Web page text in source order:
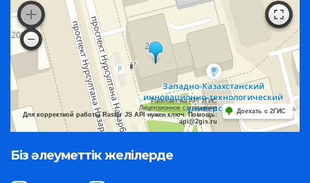
Работает на API 2ГИС
Лицензионное соглашение
Для корректной работы Raster JS API нужен ключ. Помощь:
api@2gis.ru
Доехать с 2ГИС
Біз әлеуметтік желілерде